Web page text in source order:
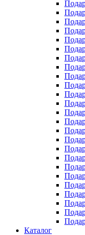
Каталог